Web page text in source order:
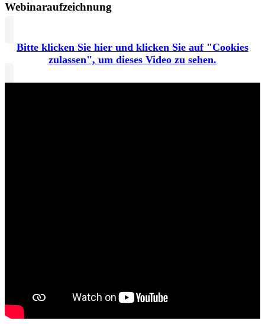
Webinaraufzeichnung
Bitte klicken Sie hier und klicken Sie auf "Cookies
zulassen", um dieses Video zu sehen.